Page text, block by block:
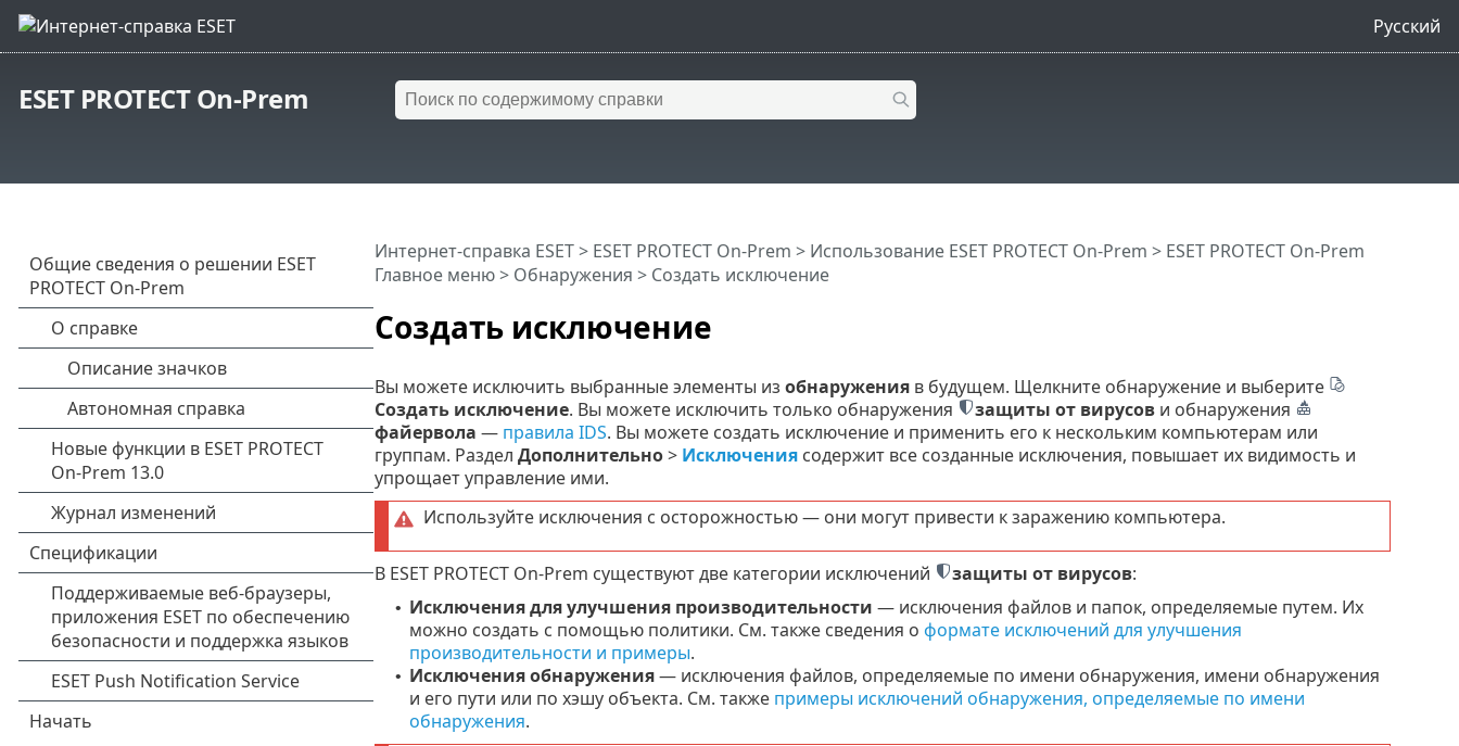
Русский
ESET PROTECT On-Prem
Создать исключение
Интернет-справка ESET> ESET PROTECT On-Prem > Использование ESET PROTECT On-Prem > ESET PROTECT On-Prem
Главное меню> Обнаружения > Создать исключение
Вы можете исключить выбранные элементы из обнаруженияв будущем. Щелкните обнаружение и выберите
Создать исключение. Вы можете исключить только обнаружения защиты от вирусови обнаружения
файервола — правила IDS. Вы можете создать исключение и применить его к нескольким компьютерам или
группам. Раздел Дополнительно> Исключениясодержит все созданные исключения, повышает их видимость и
упрощает управление ими.
Используйте исключения с осторожностью — они могут привести к заражению компьютера.
В ESET PROTECT On-Prem существуют две категории исключений защиты от вирусов:
• Исключения для улучшения производительности — исключения файлов и папок, определяемые путем. Их
можно создать с помощью политики. См. также сведения о формате исключений для улучшения
производительности и примеры.
• Исключения обнаружения— исключения файлов, определяемые по имени обнаружения, имени обнаружения
и его пути или по хэшу объекта. См. также примеры исключений обнаружения, определяемые по имени
обнаружения.